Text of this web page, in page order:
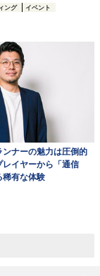
ング
イベント
ナーの魅力は圧倒的
イヤーから「通信
稀有な体験